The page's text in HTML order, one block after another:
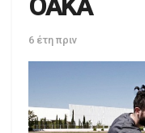
ΟΑΚΑ
6 έτη πριν